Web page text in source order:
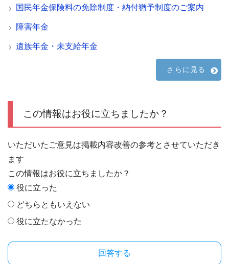
国民年金保険料の免除制度・納付猶予制度のご案内
障害年金
遺族年金・未支給年金
さらに見る
この情報はお役に立ちましたか？
いただいたご意見は掲載内容改善の参考とさせていただき
ます
この情報はお役に立ちましたか？
役に立った
どちらともいえない
役に立たなかった